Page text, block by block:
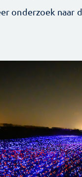
onderzoek naar